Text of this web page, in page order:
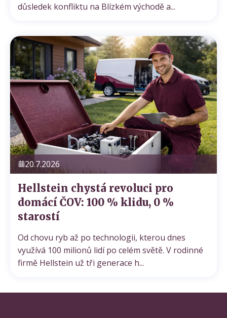
důsledek konfliktu na Blízkém východě a...
20.7.2026
Hellstein chystá revoluci pro
domácí ČOV: 100 % klidu, 0 %
starostí
Od chovu ryb až po technologii, kterou dnes
využívá 100 milionů lidí po celém světě. V rodinné
firmě Hellstein už tři generace h...